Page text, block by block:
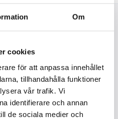
Om
cookies
för att anpassa innehållet
tillhandahålla funktioner
vår trafik. Vi
identifierare och annan
de sociala medier och
har IGNIS
den uppskattade
urnor och skapat